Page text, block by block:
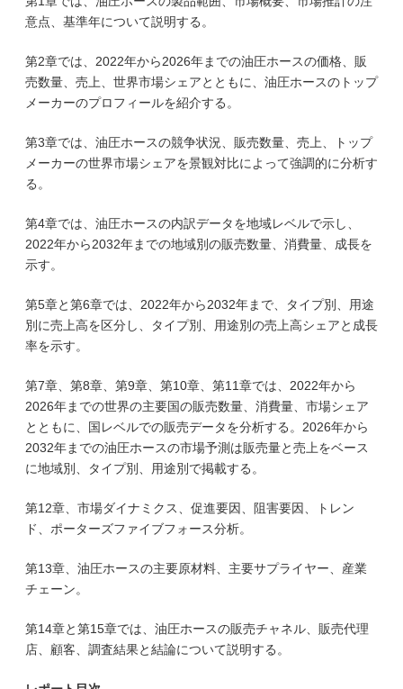
意点、基準年について説明する。
第2章では、2022年から2026年までの油圧ホースの価格、販
売数量、売上、世界市場シェアとともに、油圧ホースのトップ
メーカーのプロフィールを紹介する。
第3章では、油圧ホースの競争状況、販売数量、売上、トップ
メーカーの世界市場シェアを景観対比によって強調的に分析す
る。
第4章では、油圧ホースの内訳データを地域レベルで示し、
2022年から2032年までの地域別の販売数量、消費量、成長を
示す。
第5章と第6章では、2022年から2032年まで、タイプ別、用途
別に売上高を区分し、タイプ別、用途別の売上高シェアと成長
率を示す。
第7章、第8章、第9章、第10章、第11章では、2022年から
2026年までの世界の主要国の販売数量、消費量、市場シェア
とともに、国レベルでの販売データを分析する。2026年から
2032年までの油圧ホースの市場予測は販売量と売上をベース
に地域別、タイプ別、用途別で掲載する。
第12章、市場ダイナミクス、促進要因、阻害要因、トレン
ド、ポーターズファイブフォース分析。
第13章、油圧ホースの主要原材料、主要サプライヤー、産業
チェーン。
第14章と第15章では、油圧ホースの販売チャネル、販売代理
店、顧客、調査結果と結論について説明する。